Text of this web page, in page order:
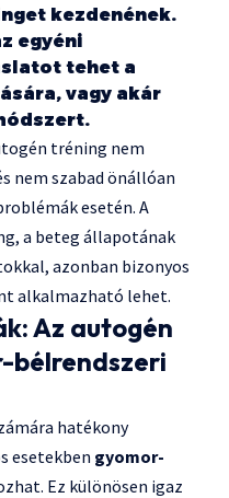
kezdenének.
egyéni
tehet a
vagy akár
tréning nem
nem szabad önállóan
esetén. A
a beteg állapotának
azonban bizonyos
alkalmazható lehet.
Az autogén
bélrendszeri
hatékony
esetekben gyomor-
Ez különösen igaz